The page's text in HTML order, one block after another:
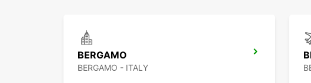
BERGAMO
BERGAMO - ITALY